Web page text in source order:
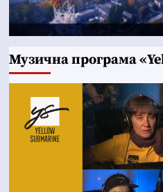
Музична програма